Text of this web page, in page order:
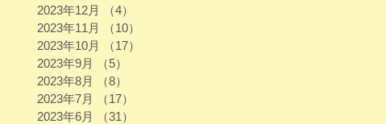
2023年12月
（4）
2023年11月
（10）
2023年10月
（17）
2023年9月
（5）
2023年8月
（8）
2023年7月
（17）
2023年6月
（31）